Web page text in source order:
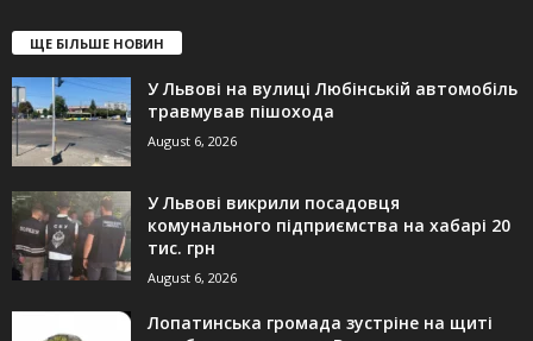
ЩЕ БІЛЬШЕ НОВИН
У Львові на вулиці Любінській автомобіль
травмував пішохода
August 6, 2026
У Львові викрили посадовця
комунального підприємства на хабарі 20
тис. грн
August 6, 2026
Лопатинська громада зустріне на щиті